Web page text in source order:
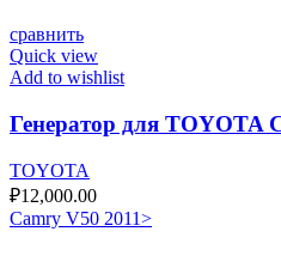
сравнить
Quick view
Add to wishlist
Генератор для TOYOTA
TOYOTA
₽12,000.00
Camry V50 2011>